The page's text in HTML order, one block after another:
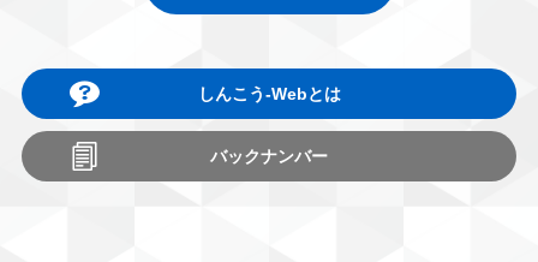
しんこう-Webとは
バックナンバー